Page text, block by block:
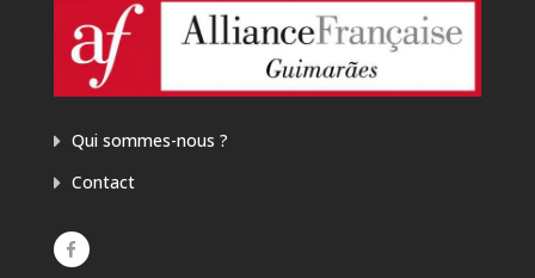
Qui sommes-nous ?
Contact